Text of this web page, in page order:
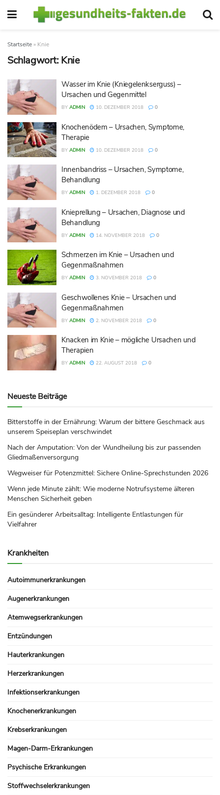
Startseite » Knie
Schlagwort:Knie
Wasser im Knie (Kniegelenkserguss) –
Ursachen und Gegenmittel
BY ADMIN 10. DEZEMBER 2018 0
Knochenödem – Ursachen, Symptome,
Therapie
BY ADMIN 10. DEZEMBER 2018 0
Innenbandriss – Ursachen, Symptome,
Behandlung
BY ADMIN 1. DEZEMBER 2018 0
Knieprellung – Ursachen, Diagnose und
Behandlung
BY ADMIN 14. NOVEMBER 2018 0
Schmerzen im Knie – Ursachen und
Gegenmaßnahmen
BY ADMIN 3. NOVEMBER 2018 0
Geschwollenes Knie – Ursachen und
Gegenmaßnahmen
BY ADMIN 2. NOVEMBER 2018 0
Knacken im Knie – mögliche Ursachen und
Therapien
BY ADMIN 22. AUGUST 2018 0
Neueste Beiträge
Bitterstoffe in der Ernährung: Warum der bittere Geschmack aus
unserem Speiseplan verschwindet
Nach der Amputation: Von der Wundheilung bis zur passenden
Gliedmaßenversorgung
Wegweiser für Potenzmittel: Sichere Online-Sprechstunden 2026
Wenn jede Minute zählt: Wie moderne Notrufsysteme älteren
Menschen Sicherheit geben
Ein gesünderer Arbeitsalltag: Intelligente Entlastungen für
Vielfahrer
Krankheiten
Autoimmunerkrankungen
Augenerkrankungen
Atemwegserkrankungen
Entzündungen
Hauterkrankungen
Herzerkrankungen
Infektionserkrankungen
Knochenerkrankungen
Krebserkrankungen
Magen-Darm-Erkrankungen
Psychische Erkrankungen
Stoffwechselerkrankungen